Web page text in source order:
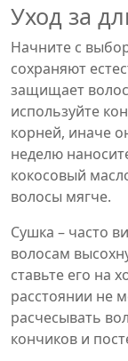
Уход за
Начните с
сохраняют
защищает
используйте
корней, иначе
неделю
кокосовый
волосы мягче.
Сушка – часто
волосам
ставьте его на
расстоянии не
расчесывать
кончиков и